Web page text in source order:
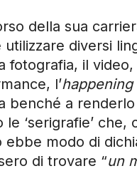
della sua
utilizzare diversi
fotografia, il video,
l’happening
benché a
le ‘serigrafie’ che,
ebbe modo di
di trovare “un